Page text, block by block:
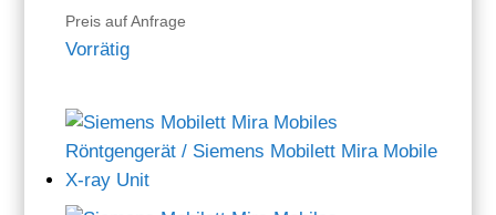
Preis auf Anfrage
Vorrätig